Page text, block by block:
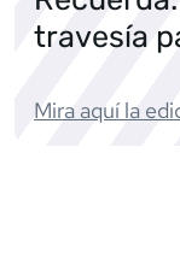
travesía
Mira aquí la